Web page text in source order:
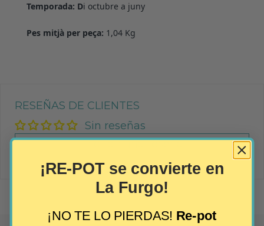
Temporada: Di octubre a juny
Pes mitjà per peça: 1,04 Kg
RESEÑAS DE CLIENTES
Sin reseñas
Escribir una reseña
¡RE-POT se convierte en
La Furgo!
¡NO TE LO PIERDAS! Re-pot